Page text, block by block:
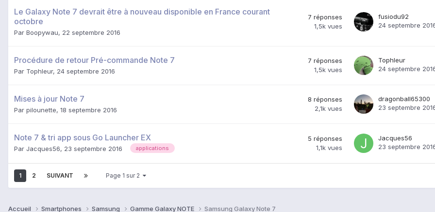
Le Galaxy Note 7 devrait être à nouveau disponible en France courant
octobre
Par Boopywau, 22 septembre 2016
7 réponses
1,5k vues
fusiodu92
24 septembre
Procédure de retour Pré-commande Note 7
Par Tophleur, 24 septembre 2016
7 réponses
1,5k vues
Tophleur
24 septembre
Mises à jour Note 7
Par pilounette, 18 septembre 2016
8 réponses
2,1k vues
dragonball65300
23 septembre
Note 7 & tri app sous Go Launcher EX
Par Jacques56, 23 septembre 2016 applications
5 réponses
1,1k vues
Jacques56
23 septembre
1 2 SUIVANT Page 1 sur 2
Accueil Smartphones Samsung Gamme Galaxy NOTE Samsung Galaxy Note 7